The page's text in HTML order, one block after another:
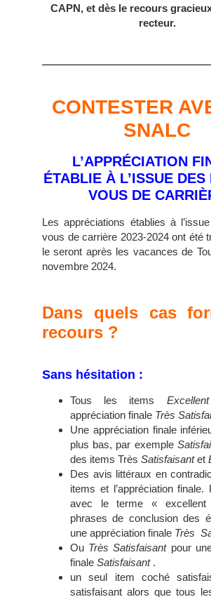
CAPN, et dès le recours
recteur.
CONTESTER
SNALC
L’APPRÉCIATION
ÉTABLIE À L’ISSUE DES
VOUS DE
Les appréciations établies à
vous de carrière 2023-2024 ont été
le seront après les vacances de
novembre 2024.
Dans quels cas
recours ?
Sans hésitation :
Tous les items Excellent
appréciation finale Très
Une appréciation finale
plus bas, par exemple
des items Très Satisfaisantet
Des avis littéraux en
items et l’appréciation finale.
avec le terme «
phrases de conclusion des
une appréciation finale Très
Ou Très Satisfaisantpour
finale Satisfaisant.
un seul item coché
satisfaisant alors que tous